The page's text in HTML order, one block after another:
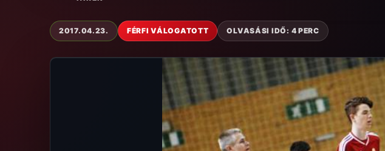
2017.04.23. FÉRFI VÁLOGATOTT OLVASÁSI IDŐ: 4 PERC